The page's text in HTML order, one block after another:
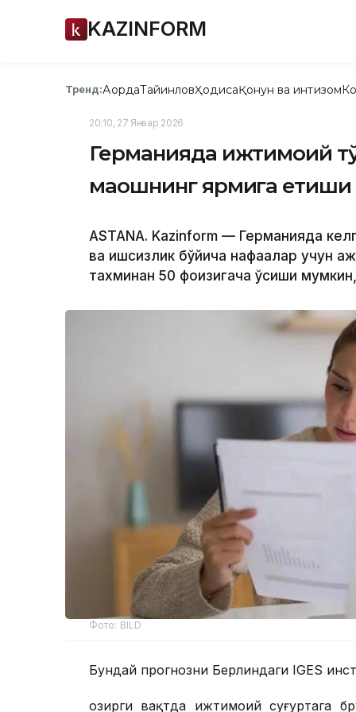
KAZINFORM
Тренд:АқордаТайинловҲодисаҚонун ва интизом
20:10, 27 Январ 2026
Германияда ижтимоий
маошнинг ярмига
АSTANА. Kazinform — Германияда
ва ишсизлик бўйича нафақалар учун
тахминан 50 фоизигача ўсиши
Фото: BILD
Бундай прогнозни Берлиндаги IGES
Ҳозирги вақтда ижтимоий суғуртага